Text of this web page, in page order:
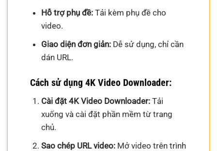
Hỗ trợ phụ đề:Tải kèm phụ đề cho
video.
Giao diện đơn giản:Dễ sử dụng, chỉ cần
dán URL.
Cách sử dụng 4K Video Downloader:
Cài đặt 4K Video Downloader:Tải
xuống và cài đặt phần mềm từ trang
chủ.
Sao chép URL video:Mở video trên trình